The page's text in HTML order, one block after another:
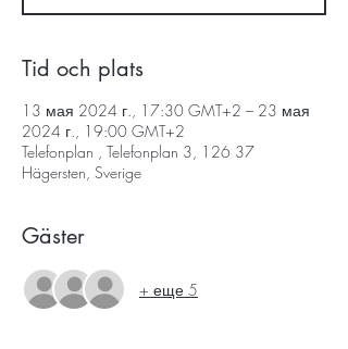
Tid och plats
13 мая 2024 г., 17:30 GMT+2 – 23 мая
2024 г., 19:00 GMT+2
Telefonplan , Telefonplan 3, 126 37
Hägersten, Sverige
Gäster
+ еще 5